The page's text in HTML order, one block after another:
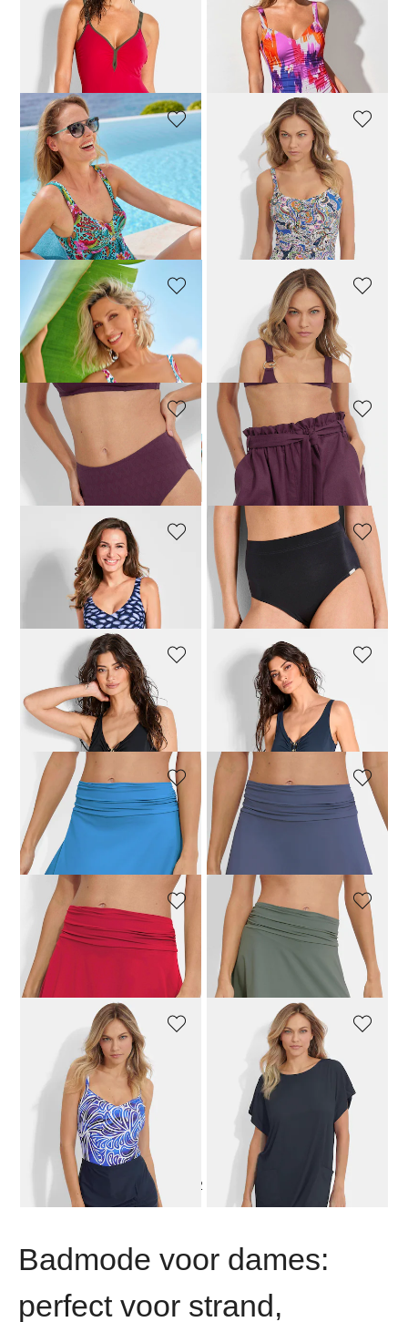
Badpak met vrouwelijke halslijn
112,46 €
149,95 €
Badpak met plooitjes
119,96 €
149,95 €
Laagste prijs van de afgelopen 30
dagen**: 149,95 € (-20%)
MISS MARY
Badpak zonder beugels in een all-over print
63,99 €79,99 €
Laagste prijs van de afgelopen 30
dagen**: 79,99 € (-20%)
Badpak met verstelbare bandjes
79,96 €99,95 €
ANITA CARE
Badpak met geraffineerd decolleté
95,96 € 119,95 €
ROSA FAIA
Bikinitop met jacquardmotief
63,96 €
79,95 €
ROSA FAIA
Bikinibroekje met jacquarddessin
39,95 €
ROSA FAIA
Linnen short met elastische tailleban
55,96 €
69,95 €
Shaping badpak
129,95 €
VANYA
Bikinibroekje met een brede tailleband
27,96 €
34,95 €
VANYA
Badpak met elegante plooien
134,96 €179,95 €
Badpak met elegante plooien
179,95 €
VANYA
Zwemrok met binnenbroekje
55,96 €69,95 €
VANYA
Zwemrok met binnenbroekje
63,96 €
VANYA
Zwemrok met binnenbroekje
55,96 €
VANYA
Zwemrok met binnenbroekje
63,96 €
55,96 €
69,95 €
Strandjurk met opgestikte zakken
89,95 €
2
Badmode voor dames:
perfect voor strand,